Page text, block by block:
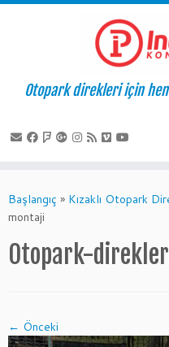
to
content
Otopark direkleri için
Başlangıç » Kızaklı Otopark
montaji
Otopark-
← Önceki